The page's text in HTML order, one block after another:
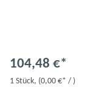
104,48 €*
1 Stück, (0,00 €* / )